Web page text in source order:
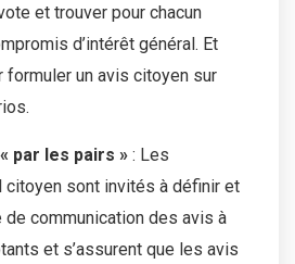
et trouver pour chacun
d’intérêt général. Et
formuler un avis citoyen sur
par les pairs » : Les
citoyen sont invités à définir et
communication des avis à
et s’assurent que les avis